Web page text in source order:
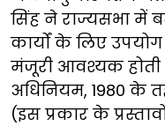
सिंह ने राज्यसभा में
कार्यों के लिए
मंजूरी आवश्यक होती
अधिनियम, 1980 के
(इस प्रकार के